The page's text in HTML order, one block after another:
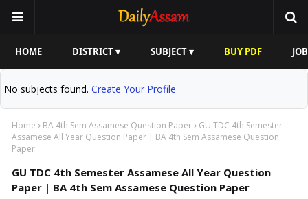
HOME DISTRICT ▾ SUBJECT ▾ BUY PDF
No subjects found. Create Your Profile
Home BA 4th Sem Assamese Question Paper
GU TDC 4th Semester
Assamese All Year Question Paper | BA 4th Sem Assamese Question
Paper
GU TDC 4th Semester Assamese All Year Question
Paper | BA 4th Sem Assamese Question Paper